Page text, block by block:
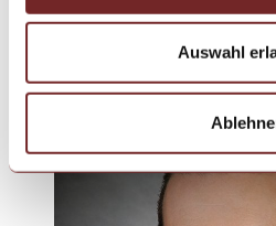
Auswahl
Unser